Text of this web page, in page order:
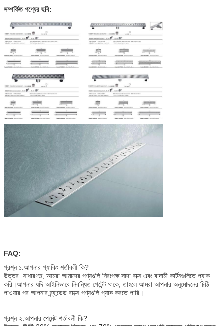
সম্পর্কিত পণ্যের ছবি:
FAQ:
প্রশ্ন ১.আপনার প্যাকিং শর্তাবলী কি?
উত্তর: সাধারণত, আমরা আমাদের পণ্যগুলি নিরপেক্ষ সাদা বাক্স এবং বাদামী কার্টনগুলিতে প্যাক
করি।আপনার যদি আইনিভাবে নিবন্ধিত পেটেন্ট থাকে, তাহলে আমরা আপনার অনুমোদনের চিঠি
পাওয়ার পর আপনার ব্র্যান্ডেড বাক্সে পণ্যগুলি প্যাক করতে পারি।
প্রশ্ন ২.আপনার পেমেন্ট শর্তাবলী কি?